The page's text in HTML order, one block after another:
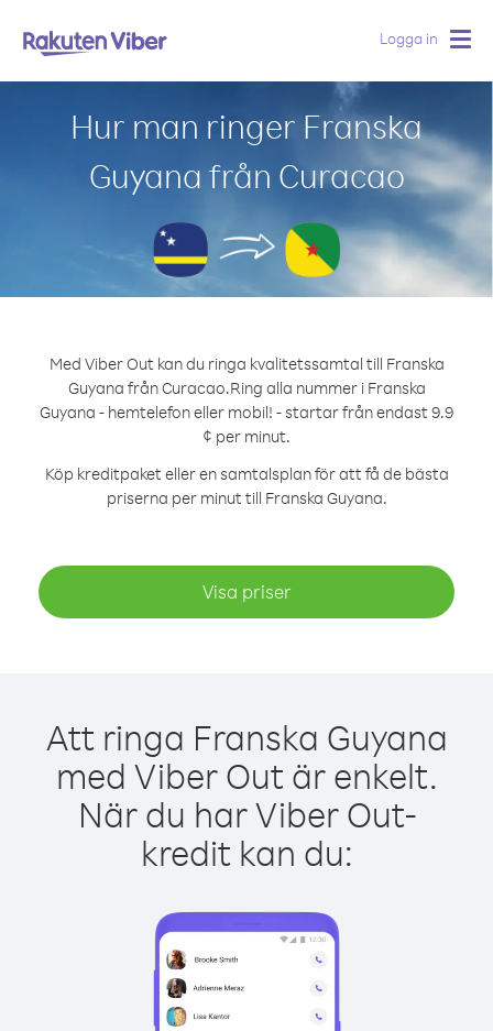
Logga in
Hur man ringer Franska
Guyana från Curacao
Med Viber Out kan du ringa kvalitetssamtal till Franska
Guyana från Curacao.Ring alla nummer i Franska
Guyana - hemtelefon eller mobil! - startar från endast 9.9
¢ per minut.
Köp kreditpaket eller en samtalsplan för att få de bästa
priserna per minut till Franska Guyana.
Visa priser
Att ringa Franska Guyana
med Viber Out är enkelt.
När du har Viber Out-
kredit kan du: